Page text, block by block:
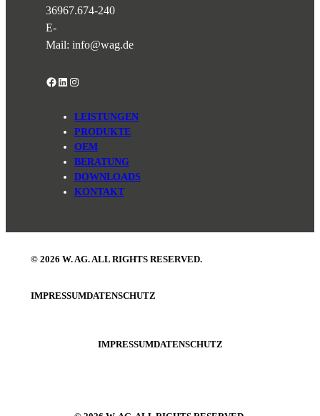
36967.674-240
E-
Mail: info@wag.de
Facebook
LinkedIn
Instagram
LEISTUNGEN
PRODUKTE
OEM
BERATUNG
DOWNLOADS
KONTAKT
© 2026 W. AG. ALL RIGHTS RESERVED.
IMPRESSUMDATENSCHUTZ
IMPRESSUMDATENSCHUTZ